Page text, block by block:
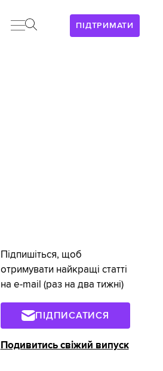
ПІДТРИМАТИ
Підпишіться, щоб
отримувати найкращі статті
на e-mail (раз на два тижні)
ПІДПИСАТИСЯ
Подивитись свіжий випуск